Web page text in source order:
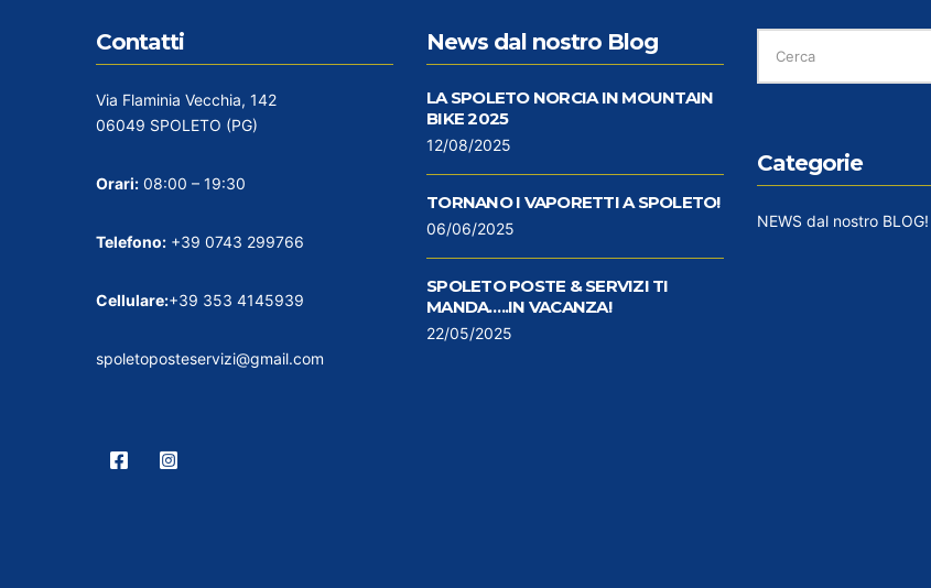
Contatti
Via Flaminia Vecchia, 142
06049 SPOLETO (PG)
Orari: 08:00 – 19:30
Telefono: +39 0743 299766
Cellulare:+39 353 4145939
spoletoposteservizi@gmail.com
News dal nostro Blog
LA SPOLETO NORCIA IN MOUNTAIN
BIKE 2025
12/08/2025
TORNANO I VAPORETTI A SPOLETO!
06/06/2025
SPOLETO POSTE & SERVIZI TI
MANDA…..IN VACANZA!
22/05/2025
CERCA
PER:
Categorie
NEWS dal nostro BLOG!